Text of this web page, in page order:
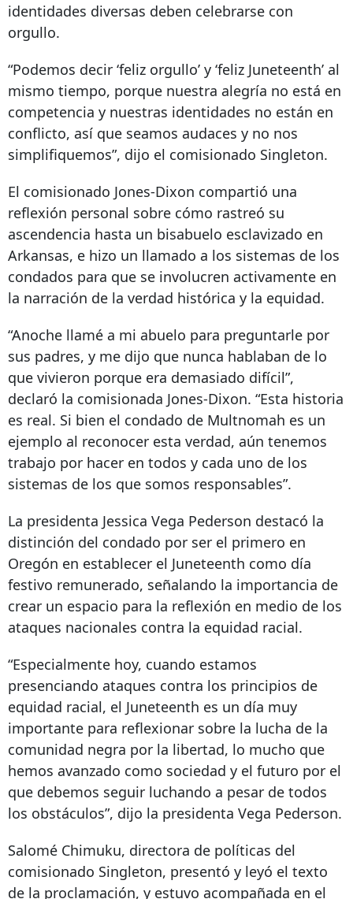
identidades diversas deben celebrarse con
orgullo.
“Podemos decir ‘feliz orgullo’ y ‘feliz Juneteenth’ al
mismo tiempo, porque nuestra alegría no está en
competencia y nuestras identidades no están en
conflicto, así que seamos audaces y no nos
simplifiquemos”, dijo el comisionado Singleton.
El comisionado Jones-Dixon compartió una
reflexión personal sobre cómo rastreó su
ascendencia hasta un bisabuelo esclavizado en
Arkansas, e hizo un llamado a los sistemas de los
condados para que se involucren activamente en
la narración de la verdad histórica y la equidad.
“Anoche llamé a mi abuelo para preguntarle por
sus padres, y me dijo que nunca hablaban de lo
que vivieron porque era demasiado difícil”,
declaró la comisionada Jones-Dixon. “Esta historia
es real. Si bien el condado de Multnomah es un
ejemplo al reconocer esta verdad, aún tenemos
trabajo por hacer en todos y cada uno de los
sistemas de los que somos responsables”.
La presidenta Jessica Vega Pederson destacó la
distinción del condado por ser el primero en
Oregón en establecer el Juneteenth como día
festivo remunerado, señalando la importancia de
crear un espacio para la reflexión en medio de los
ataques nacionales contra la equidad racial.
“Especialmente hoy, cuando estamos
presenciando ataques contra los principios de
equidad racial, el Juneteenth es un día muy
importante para reflexionar sobre la lucha de la
comunidad negra por la libertad, lo mucho que
hemos avanzado como sociedad y el futuro por el
que debemos seguir luchando a pesar de todos
los obstáculos”, dijo la presidenta Vega Pederson.
Salomé Chimuku, directora de políticas del
comisionado Singleton, presentó y leyó el texto
de la proclamación, y estuvo acompañada en el